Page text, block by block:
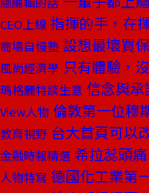
CEO上線 指揮的手，在
商場自慢塾 設想最壞買
風尚經濟學 只有體驗，
瑪格麗特談生意 信念與承
View人物 倫敦第一位穆
教育視野 台大首頁可以
金融時報精選 希拉蕊頭
人物特寫 德國化工業第